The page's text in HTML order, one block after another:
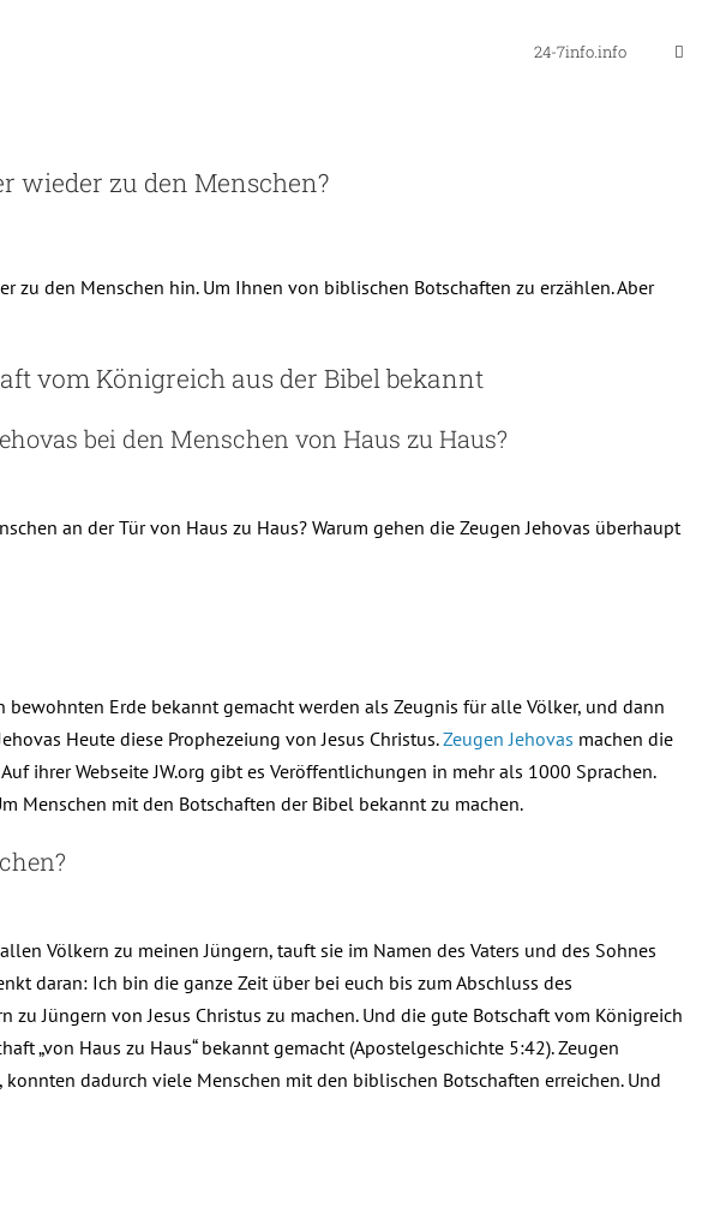
24-7info.info
wieder zu den Menschen?
den Menschen hin. Um Ihnen von biblischen Botschaften zu erzählen. Aber
vom Königreich aus der Bibel bekannt
bei den Menschen von Haus zu Haus?
an der Tür von Haus zu Haus? Warum gehen die Zeugen Jehovas überhaupt
Erde bekannt gemacht werden als Zeugnis für alle Völker, und dann
Heute diese Prophezeiung von Jesus Christus.Zeugen Jehovas machen die
ihrer Webseite JW.org gibt es Veröffentlichungen in mehr als 1000 Sprachen.
Menschen mit den Botschaften der Bibel bekannt zu machen.
Völkern zu meinen Jüngern, tauft sie im Namen des Vaters und des Sohnes
daran: Ich bin die ganze Zeit über bei euch bis zum Abschluss des
Jüngern von Jesus Christus zu machen. Und die gute Botschaft vom Königreich
„von Haus zu Haus“ bekannt gemacht (Apostelgeschichte 5:42). Zeugen
dadurch viele Menschen mit den biblischen Botschaften erreichen. Und